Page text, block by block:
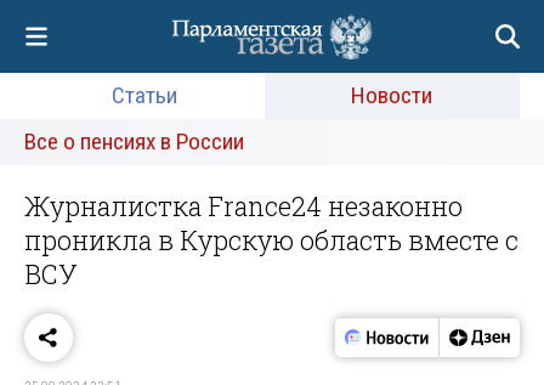
Статьи
Новости
Все о пенсиях в России
Журналистка France24 незаконно
проникла в Курскую область вместе с
ВСУ